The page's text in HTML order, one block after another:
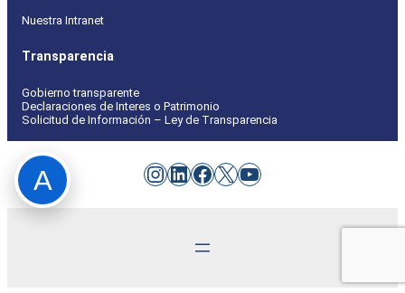
Nuestra Intranet
Transparencia
Gobierno transparente
Declaraciones de Interes o Patrimonio
Solicitud de Información – Ley de Transparencia
Instagram
LinkedIn
Facebook
X YouTube
A